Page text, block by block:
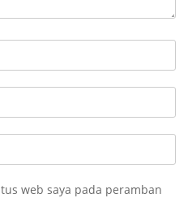
web saya pada peramban